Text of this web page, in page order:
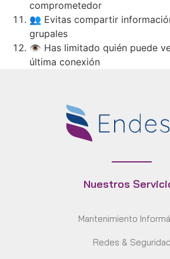
comprometedor
👥 Evitas compartir
grupales
👁️ Has limitado quién puede
última conexión
Nuestros
Mantenimiento
Redes & Seguridad